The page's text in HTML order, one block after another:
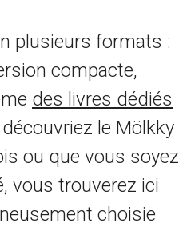
plusieurs formats :
compacte,
des livres dédiés
le Mölkky
ou que vous soyez
vous trouverez ici
choisie